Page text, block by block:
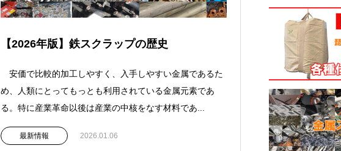
【2026年版】鉄スクラップの歴史
安価で比較的加工しやすく、入手しやすい金属であるた
め、人類にとってもっとも利用されている金属元素であ
る。特に産業革命以後は産業の中核をなす材料であ...
最新情報 2026.01.06